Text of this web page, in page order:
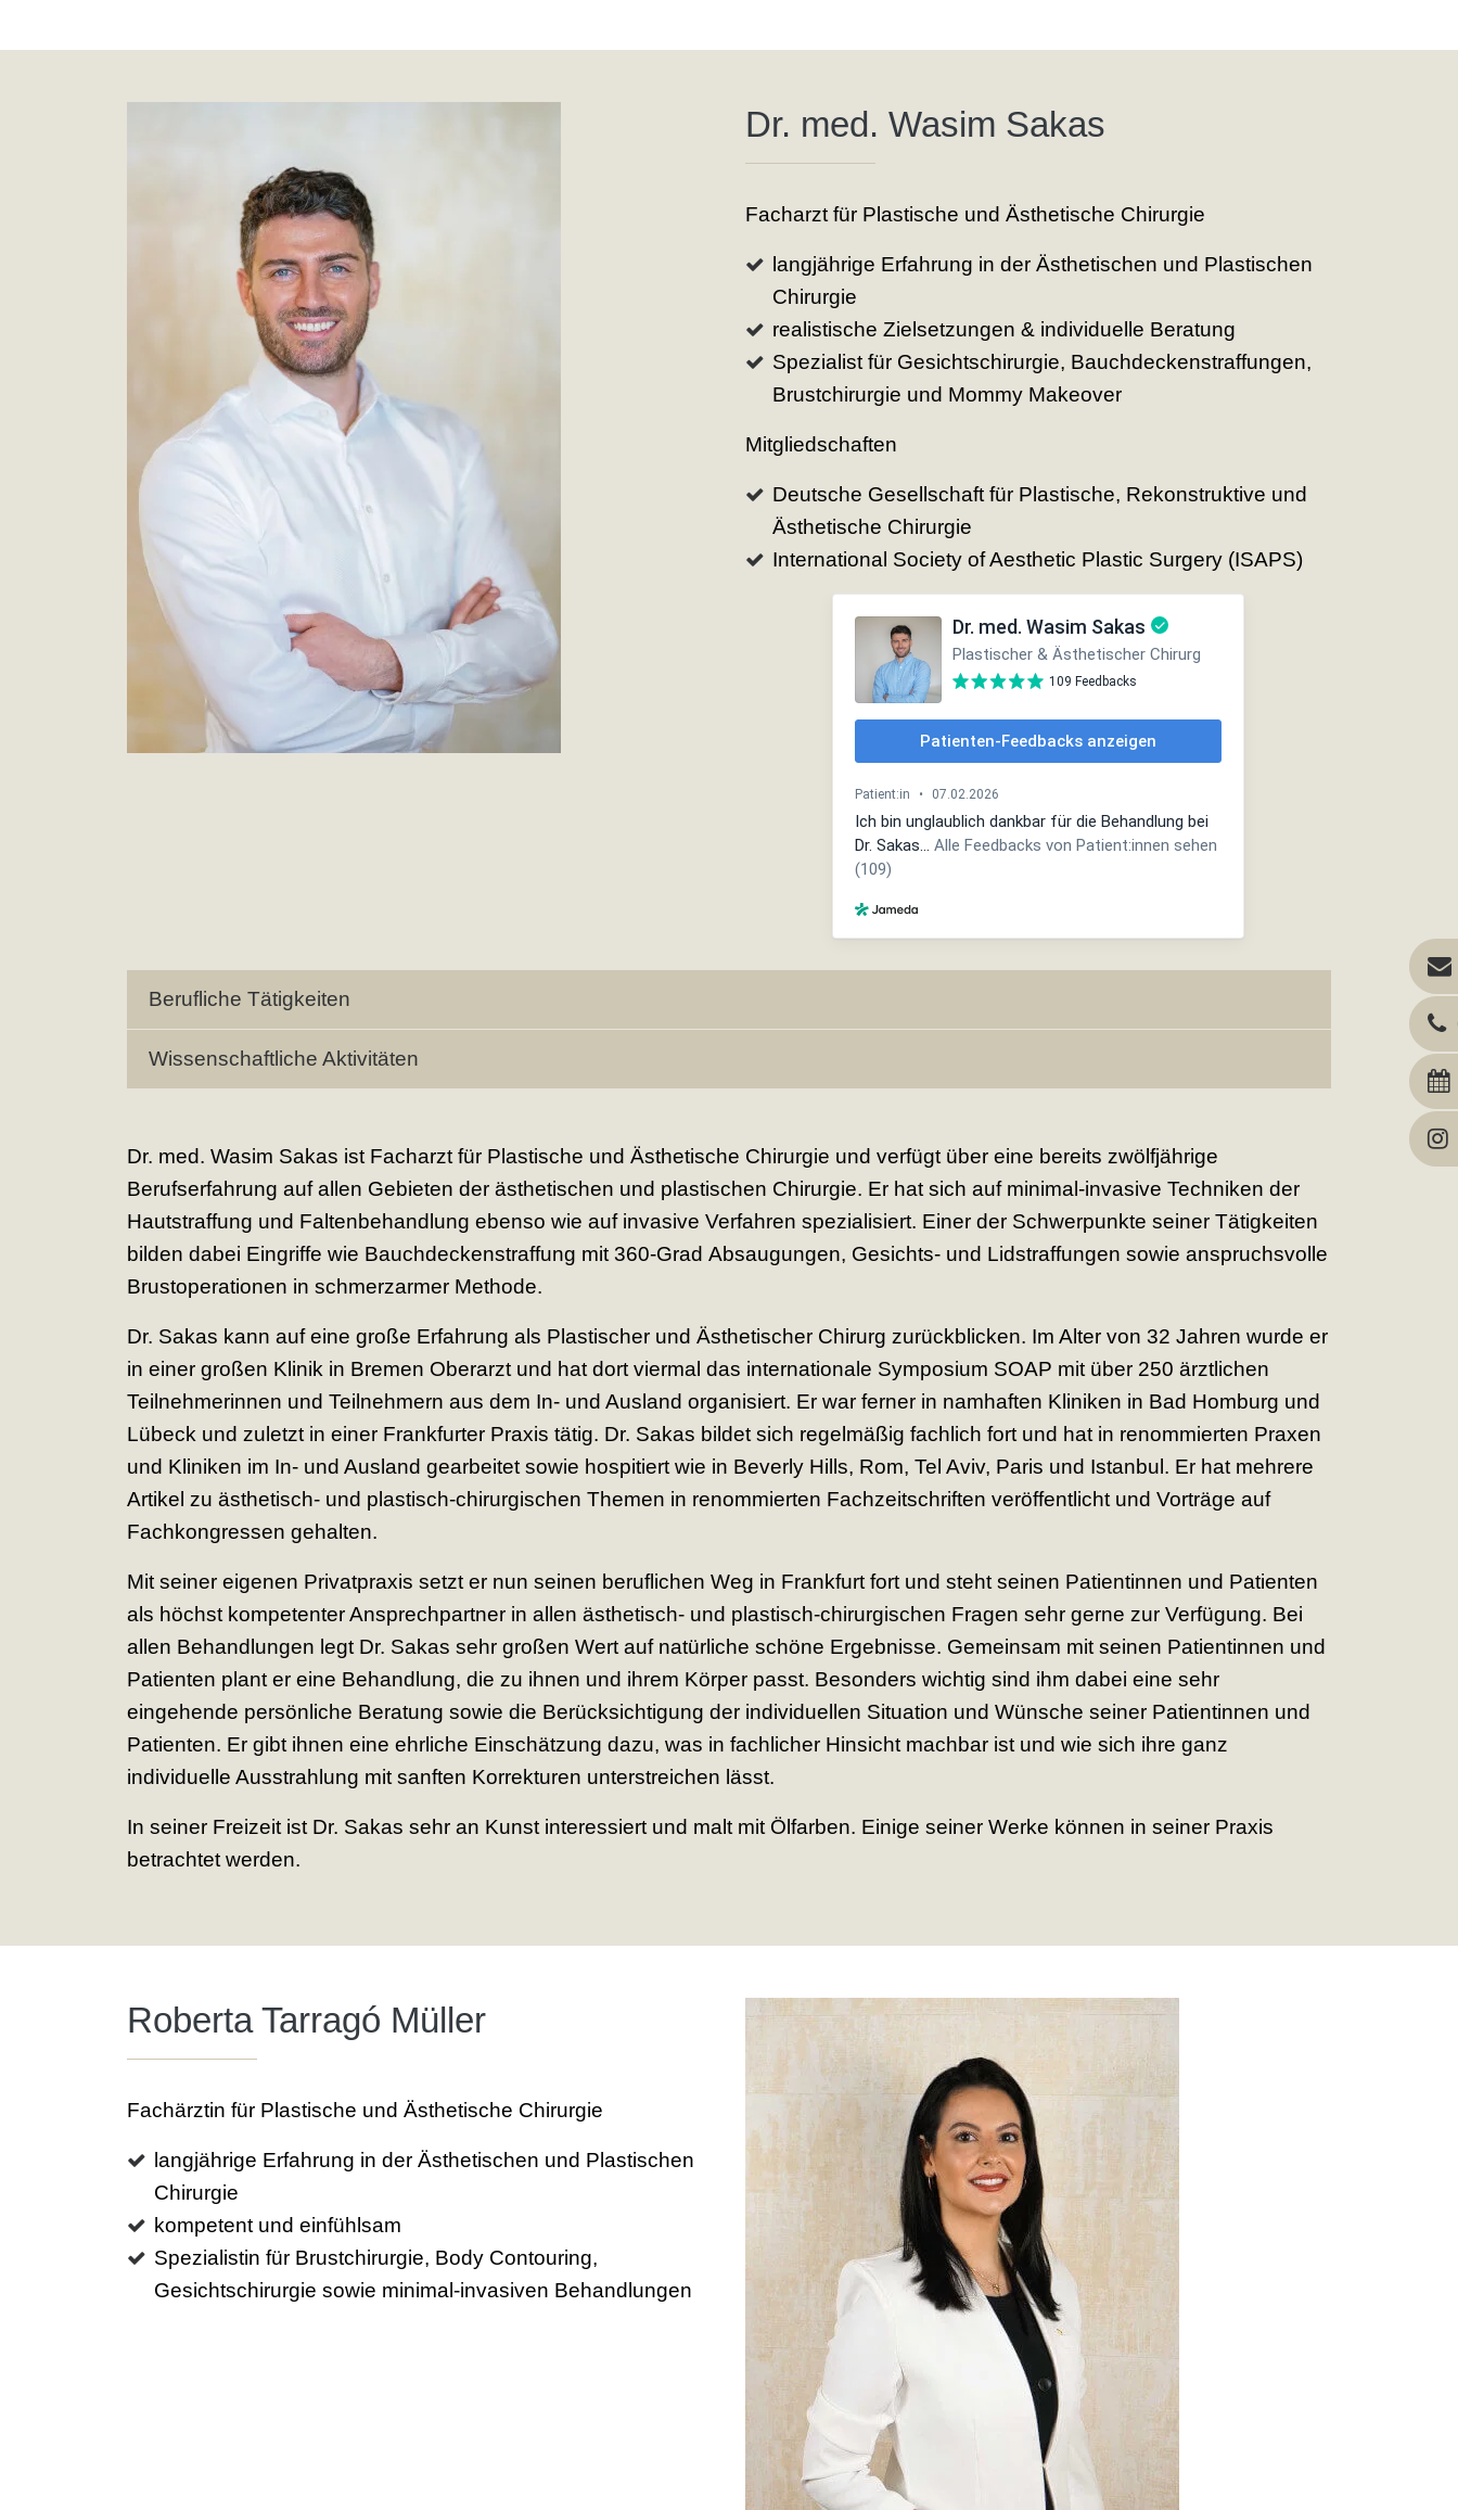
Dr. med. Wasim Sakas
Facharzt für Plastische und Ästhetische Chirurgie
langjährige Erfahrung in der Ästhetischen und Plastischen
Chirurgie
realistische Zielsetzungen & individuelle Beratung
Spezialist für Gesichtschirurgie, Bauchdeckenstraffungen,
Brustchirurgie und Mommy Makeover
Mitgliedschaften
Deutsche Gesellschaft für Plastische, Rekonstruktive und
Ästhetische Chirurgie
International Society of Aesthetic Plastic Surgery (ISAPS)
Berufliche Tätigkeiten
Wissenschaftliche Aktivitäten
Dr. med. Wasim Sakas ist Facharzt für Plastische und Ästhetische Chirurgie und verfügt über eine bereits zwölfjährige
Berufserfahrung auf allen Gebieten der ästhetischen und plastischen Chirurgie. Er hat sich auf minimal-invasive Techniken der
Hautstraffung und Faltenbehandlung ebenso wie auf invasive Verfahren spezialisiert. Einer der Schwerpunkte seiner Tätigkeiten
bilden dabei Eingriffe wie Bauchdeckenstraffung mit 360-Grad Absaugungen, Gesichts- und Lidstraffungen sowie anspruchsvolle
Brustoperationen in schmerzarmer Methode.
Dr. Sakas kann auf eine große Erfahrung als Plastischer und Ästhetischer Chirurg zurückblicken. Im Alter von 32 Jahren wurde er
in einer großen Klinik in Bremen Oberarzt und hat dort viermal das internationale Symposium SOAP mit über 250 ärztlichen
Teilnehmerinnen und Teilnehmern aus dem In- und Ausland organisiert. Er war ferner in namhaften Kliniken in Bad Homburg und
Lübeck und zuletzt in einer Frankfurter Praxis tätig. Dr. Sakas bildet sich regelmäßig fachlich fort und hat in renommierten Praxen
und Kliniken im In- und Ausland gearbeitet sowie hospitiert wie in Beverly Hills, Rom, Tel Aviv, Paris und Istanbul. Er hat mehrere
Artikel zu ästhetisch- und plastisch-chirurgischen Themen in renommierten Fachzeitschriften veröffentlicht und Vorträge auf
Fachkongressen gehalten.
Mit seiner eigenen Privatpraxis setzt er nun seinen beruflichen Weg in Frankfurt fort und steht seinen Patientinnen und Patienten
als höchst kompetenter Ansprechpartner in allen ästhetisch- und plastisch-chirurgischen Fragen sehr gerne zur Verfügung. Bei
allen Behandlungen legt Dr. Sakas sehr großen Wert auf natürliche schöne Ergebnisse. Gemeinsam mit seinen Patientinnen und
Patienten plant er eine Behandlung, die zu ihnen und ihrem Körper passt. Besonders wichtig sind ihm dabei eine sehr
eingehende persönliche Beratung sowie die Berücksichtigung der individuellen Situation und Wünsche seiner Patientinnen und
Patienten. Er gibt ihnen eine ehrliche Einschätzung dazu, was in fachlicher Hinsicht machbar ist und wie sich ihre ganz
individuelle Ausstrahlung mit sanften Korrekturen unterstreichen lässt.
In seiner Freizeit ist Dr. Sakas sehr an Kunst interessiert und malt mit Ölfarben. Einige seiner Werke können in seiner Praxis
betrachtet werden.
Roberta Tarragó Müller
Fachärztin für Plastische und Ästhetische Chirurgie
langjährige Erfahrung in der Ästhetischen und Plastischen
Chirurgie
kompetent und einfühlsam
Spezialistin für Brustchirurgie, Body Contouring,
Gesichtschirurgie sowie minimal-invasiven Behandlungen